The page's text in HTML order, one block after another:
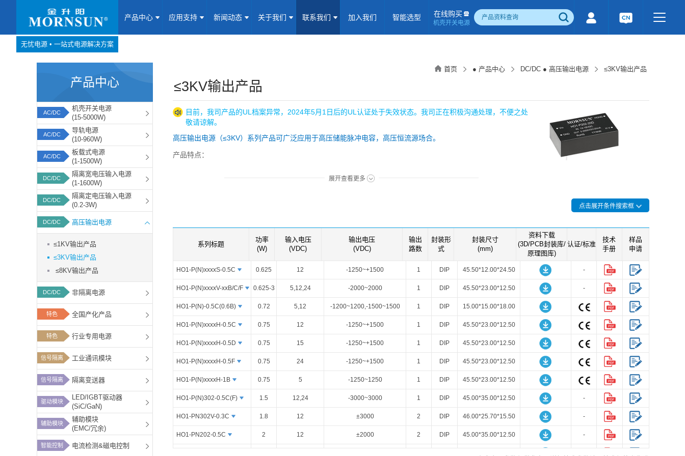
无忧电源 • 一站式电源解决方案
产品中心 应用支持 新闻动态 关于我们 联系我们 加入我们 智能选型 在线购买
机壳开关电源
网站地图
Website map
隔离变送器
应用支持
关于我们
线上商城
产品中心
AC/DC
机壳开关电源
(15-5000W)
AC/DC
导轨电源
(10-960W)
AC/DC
板载式电源
(1-1500W)
DC/DC
隔离宽电压输入电源
(1-1600W)
DC/DC
隔离定电压输入电源
(0.2-3W)
DC/DC 高压输出电源
≤1KV输出产品
≤3KV输出产品
≤8KV输出产品
DC/DC 非隔离电源
特色 全国产化产品
特色 行业专用电源
信号隔离 工业通讯模块
信号隔离 隔离变送器
驱动模块
LED/IGBT驱动器
(SiC/GaN)
辅助模块
辅助模块
(EMC/冗余)
智能控制 电流检测&磁电控制
首页 ● 产品中心 DC/DC ● 高压输出电源 ≤3KV输出产品
≤3KV输出产品
目前，我司产品的UL档案异常，2024年5月1日后的UL认证处于失效状态。我司正在积极沟通处理，不便之处
敬请谅解。
高压输出电源（≤3KV）系列产品可广泛应用于高压储能脉冲电容，高压恒流源场合。
产品特点：
展开查看更多
点击展开条件搜索框
系列标题
功率
(W)
输入电压
(VDC)
输出电压
(VDC)
输出
路数
封装形
式
封装尺寸
(mm)
资料下载
(3D/PCB封装库/
原理图库)
认证/标准
技术
手册
样品
申请
HO1-P(N)xxxxS-0.5C 0.625 12 -1250~+1500 1 DIP 45.50*12.00*24.50 -
HO1-P(N)xxxxV-xxB/C/F 0.625-3 5,12,24 -2000~2000 1 DIP 45.50*23.00*12.50 -
HO1-P(N)-0.5C(0.6B) 0.72 5,12 -1200~1200,-1500~1500 1 DIP 15.00*15.00*18.00
HO1-P(N)xxxxH-0.5C 0.75 12 -1250~+1500 1 DIP 45.50*23.00*12.50
HO1-P(N)xxxxH-0.5D 0.75 15 -1250~+1500 1 DIP 45.50*23.00*12.50
HO1-P(N)xxxxH-0.5F 0.75 24 -1250~+1500 1 DIP 45.50*23.00*12.50
HO1-P(N)xxxxH-1B 0.75 5 -1250~1250 1 DIP 45.50*23.00*12.50
HO1-P(N)302-0.5C(F) 1.5 12,24 -3000~3000 1 DIP 45.00*35.00*12.50 -
HO1-PN302V-0.3C 1.8 12 ±3000 2 DIP 46.00*25.70*15.50 -
HO1-PN202-0.5C 2 12 ±2000 2 DIP 45.00*35.00*12.50 -